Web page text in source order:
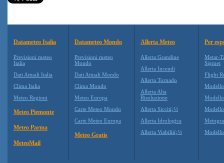
Datameteo Italia
Previsioni meteo
Italia
Dati Attuali Italia
Clima Italia
Meteo Regioni
Meteo Piemonte
Meteo Parma
MeteoMail
Datameteo Mondo
Previsioni meteo
Mondo
Dati Attuali Mondo
Clima Mondo
Meteo Europa
Carte Meteo Mondo
Carte Meteo Europa
Meteo Gratis
Allerta Meteo
Allerta Grandine
Allerta Incendi
Allerta Tornado
Allerta Alta
Risoluzione
Allerta Siccitï¿½
Allerta Idrologica
Allerta Viabilitï¿½
Per
Metar-
Sigmet
Flight
Modello